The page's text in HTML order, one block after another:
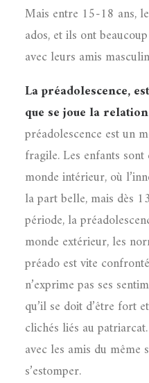
Mais entre 15-18 ans,
ados, et ils ont
avec leurs amis
La préadolescence,
que se joue la
préadolescence est un
fragile. Les enfants
monde intérieur, où
la part belle, mais dès
période, la
monde extérieur, les
préado est vite
n’exprime pas ses
qu’il se doit d’être fort
clichés liés au
avec les amis du même
s’estomper.